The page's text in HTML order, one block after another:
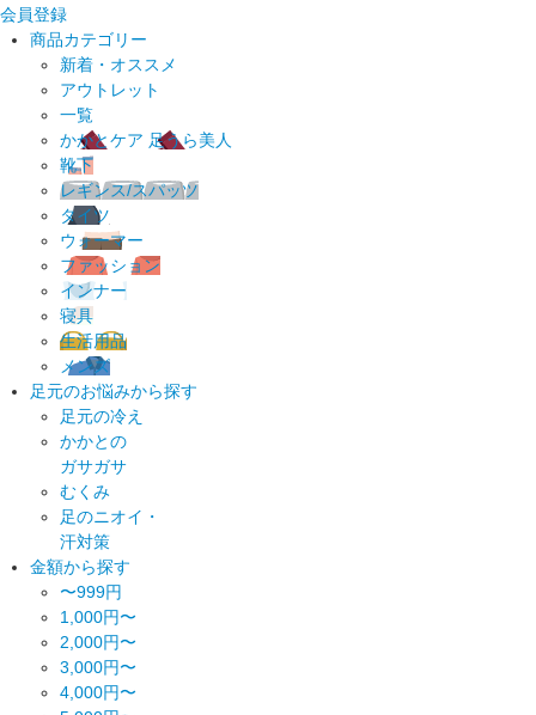
会員登録
商品カテゴリー
新着・オススメ
アウトレット
一覧
かかとケア 足うら美人
靴下
レギンス/スパッツ
タイツ
ウォーマー
ファッション
インナー
寝具
生活用品
メンズ
足元のお悩みから探す
足元の冷え
かかとの
ガサガサ
むくみ
足のニオイ・
汗対策
金額から探す
〜999円
1,000円〜
2,000円〜
3,000円〜
4,000円〜